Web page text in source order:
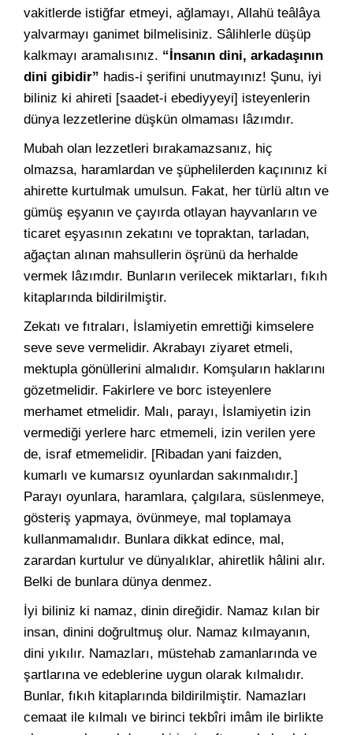
vakitlerde istiğfar etmeyi, ağlamayı, Allahü teâlâya
yalvarmayı ganimet bilmelisiniz. Sâlihlerle düşüp
kalkmayı aramalısınız. “İnsanın dini, arkadaşının
dini gibidir” hadis-i şerifini unutmayınız! Şunu, iyi
biliniz ki ahireti [saadet-i ebediyyeyi] isteyenlerin
dünya lezzetlerine düşkün olmaması lâzımdır.
Mubah olan lezzetleri bırakamazsanız, hiç
olmazsa, haramlardan ve şüphelilerden kaçınınız ki
ahirette kurtulmak umulsun. Fakat, her türlü altın ve
gümüş eşyanın ve çayırda otlayan hayvanların ve
ticaret eşyasının zekatını ve topraktan, tarladan,
ağaçtan alınan mahsullerin öşrünü da herhalde
vermek lâzımdır. Bunların verilecek miktarları, fıkıh
kitaplarında bildirilmiştir.
Zekatı ve fıtraları, İslamiyetin emrettiği kimselere
seve seve vermelidir. Akrabayı ziyaret etmeli,
mektupla gönüllerini almalıdır. Komşuların haklarını
gözetmelidir. Fakirlere ve borc isteyenlere
merhamet etmelidir. Malı, parayı, İslamiyetin izin
vermediği yerlere harc etmemeli, izin verilen yere
de, israf etmemelidir. [Ribadan yani faizden,
kumarlı ve kumarsız oyunlardan sakınmalıdır.]
Parayı oyunlara, haramlara, çalgılara, süslenmeye,
gösteriş yapmaya, övünmeye, mal toplamaya
kullanmamalıdır. Bunlara dikkat edince, mal,
zarardan kurtulur ve dünyalıklar, ahiretlik hâlini alır.
Belki de bunlara dünya denmez.
İyi biliniz ki namaz, dinin direğidir. Namaz kılan bir
insan, dinini doğrultmuş olur. Namaz kılmayanın,
dini yıkılır. Namazları, müstehab zamanlarında ve
şartlarına ve edeblerine uygun olarak kılmalıdır.
Bunlar, fıkıh kitaplarında bildirilmiştir. Namazları
cemaat ile kılmalı ve birinci tekbîri imâm ile birlikte